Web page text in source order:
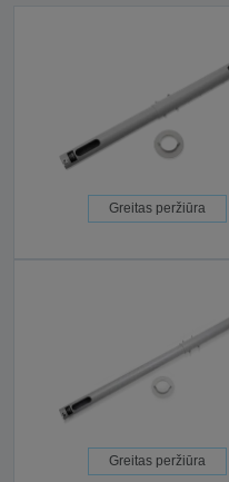
Greitas peržiūra
Greitas peržiūra